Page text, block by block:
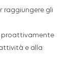
raggiungere gli
proattivamente
e alla